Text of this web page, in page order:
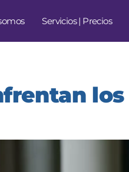
Servicios | Precios
los